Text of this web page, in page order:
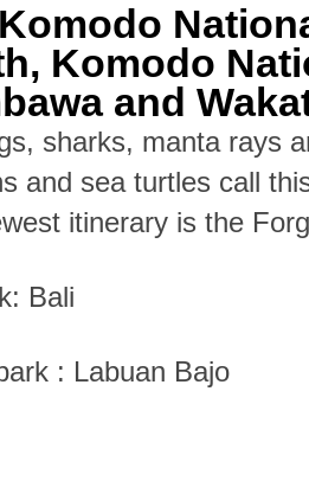
Komodo
and
sharks, manta rays
and sea turtles call
itinerary is the
Bali
: Labuan Bajo